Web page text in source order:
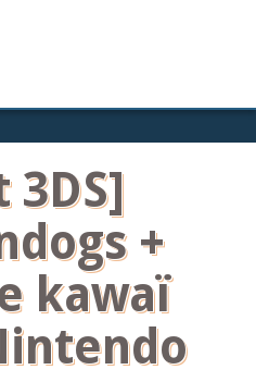
3DS]
+
kawaï